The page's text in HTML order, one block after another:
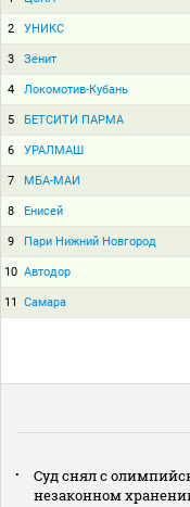
2 УНИКС
3 Зенит
4 Локомотив-Кубань
5 БЕТСИТИ ПАРМА
6 УРАЛМАШ
7 МБА-МАИ
8 Енисей
9 Пари Нижний Новгород
10 Автодор
11 Самара
Суд снял с
незаконном